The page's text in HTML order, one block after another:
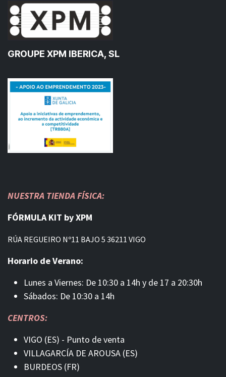
GROUPE XPM IBERICA, SL
NUESTRA TIENDA FÍSICA:
FÓRMULA KIT by XPM
RÚA REGUEIRO Nº11 BAJO 5 36211 VIGO
Horario de Verano:
Lunes a Viernes: De 10:30 a 14h y de 17 a 20:30h
Sábados: De 10:30 a 14h
CENTROS:
VIGO (ES) - Punto de venta
VILLAGARCÍA DE AROUSA (ES)
BURDEOS (FR)